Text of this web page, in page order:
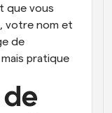
que vous
votre nom et
de
pratique
de